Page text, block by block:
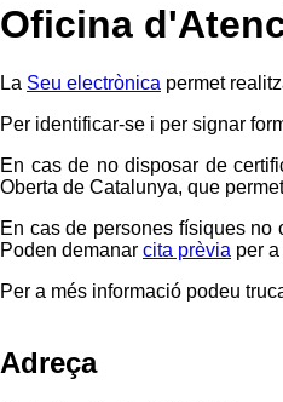
Oficina
La Seu electrònica permet
Per identificar-se i per signar
En cas de no disposar de
Oberta de Catalunya, que
En cas de persones físiques
Poden demanar cita prèvia per
Per a més informació podeu
Adreça